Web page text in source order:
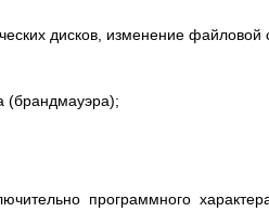
дисков, изменение файловой
(брандмауэра);
программного